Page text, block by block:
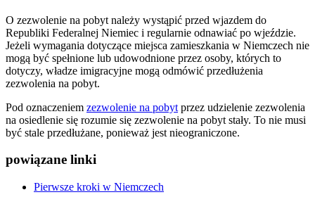
O zezwolenie na pobyt należy wystąpić przed wjazdem do
Republiki Federalnej Niemiec i regularnie odnawiać po wjeździe.
Jeżeli wymagania dotyczące miejsca zamieszkania w Niemczech nie
mogą być spełnione lub udowodnione przez osoby, których to
dotyczy, władze imigracyjne mogą odmówić przedłużenia
zezwolenia na pobyt.
Pod oznaczeniem zezwolenie na pobyt przez udzielenie zezwolenia
na osiedlenie się rozumie się zezwolenie na pobyt stały. To nie musi
być stale przedłużane, ponieważ jest nieograniczone.
powiązane linki
Pierwsze kroki w Niemczech